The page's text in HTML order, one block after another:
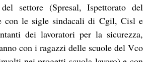
settore (Spresal, Ispettorato del
con le sigle sindacali di Cgil, Cisl e
dei lavoratori per la sicurezza,
con i ragazzi delle scuole del Vco